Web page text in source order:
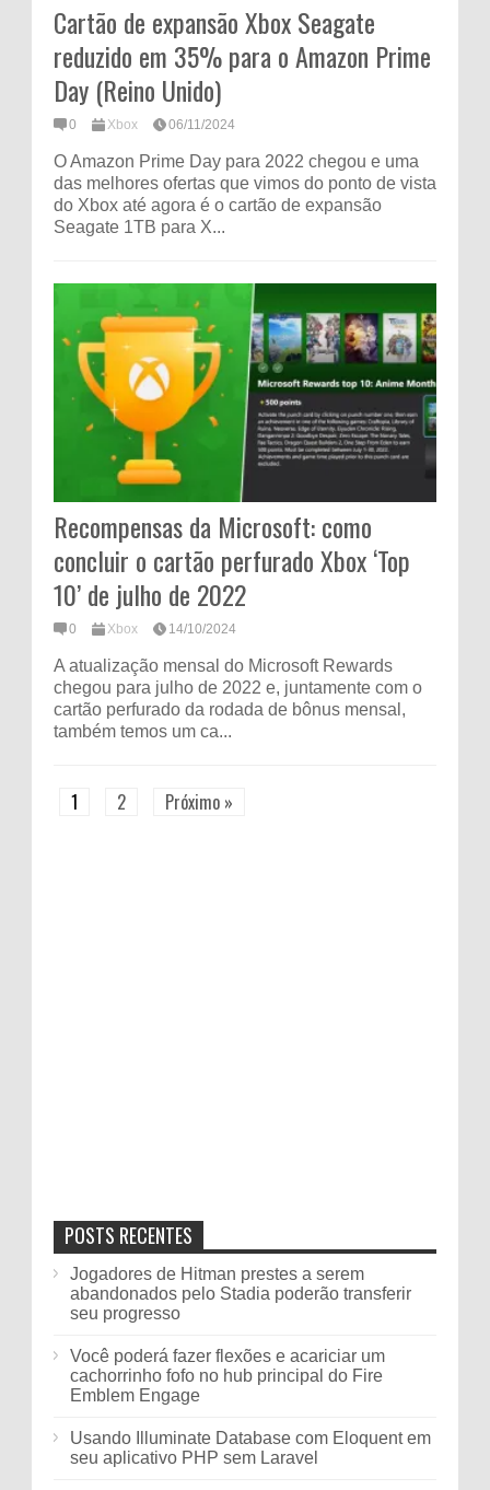
Cartão de expansão Xbox Seagate
reduzido em 35% para o Amazon Prime
Day (Reino Unido)
0 Xbox 06/11/2024
O Amazon Prime Day para 2022 chegou e uma
das melhores ofertas que vimos do ponto de vista
do Xbox até agora é o cartão de expansão
Seagate 1TB para X...
Recompensas da Microsoft: como
concluir o cartão perfurado Xbox ‘Top
10’ de julho de 2022
0 Xbox 14/10/2024
A atualização mensal do Microsoft Rewards
chegou para julho de 2022 e, juntamente com o
cartão perfurado da rodada de bônus mensal,
também temos um ca...
1 2 Próximo »
POSTS RECENTES
Jogadores de Hitman prestes a serem
abandonados pelo Stadia poderão transferir
seu progresso
Você poderá fazer flexões e acariciar um
cachorrinho fofo no hub principal do Fire
Emblem Engage
Usando Illuminate Database com Eloquent em
seu aplicativo PHP sem Laravel